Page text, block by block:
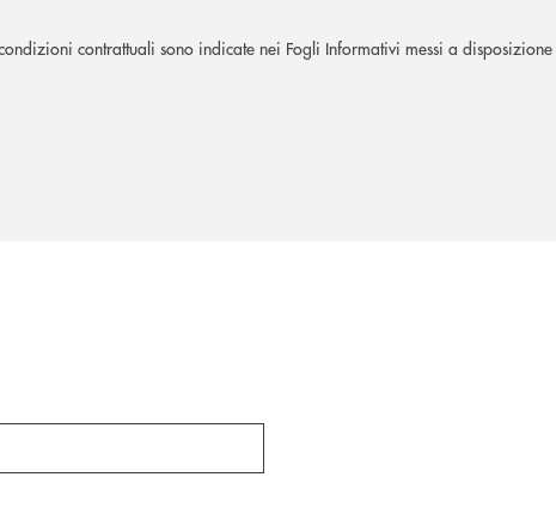
contrattuali sono indicate nei Fogli Informativi messi a